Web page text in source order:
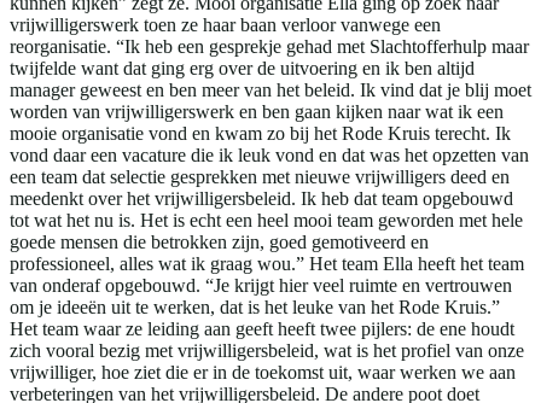
vrijwilligerswerk toen ze haar baan verloor vanwege een
reorganisatie. “Ik heb een gesprekje gehad met Slachtofferhulp maar
twijfelde want dat ging erg over de uitvoering en ik ben altijd
manager geweest en ben meer van het beleid. Ik vind dat je blij moet
worden van vrijwilligerswerk en ben gaan kijken naar wat ik een
mooie organisatie vond en kwam zo bij het Rode Kruis terecht. Ik
vond daar een vacature die ik leuk vond en dat was het opzetten van
een team dat selectie gesprekken met nieuwe vrijwilligers deed en
meedenkt over het vrijwilligersbeleid. Ik heb dat team opgebouwd
tot wat het nu is. Het is echt een heel mooi team geworden met hele
goede mensen die betrokken zijn, goed gemotiveerd en
professioneel, alles wat ik graag wou.” Het team Ella heeft het team
van onderaf opgebouwd. “Je krijgt hier veel ruimte en vertrouwen
om je ideeën uit te werken, dat is het leuke van het Rode Kruis.”
Het team waar ze leiding aan geeft heeft twee pijlers: de ene houdt
zich vooral bezig met vrijwilligersbeleid, wat is het profiel van onze
vrijwilliger, hoe ziet die er in de toekomst uit, waar werken we aan
verbeteringen van het vrijwilligersbeleid. De andere poot doet